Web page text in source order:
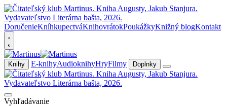
DoručenieKníhkupectváKnihovrátokPoukážkyKnižný blogKontakt
Knihy E-knihyAudioknihyHryFilmy Doplnky
Vyhľadávanie